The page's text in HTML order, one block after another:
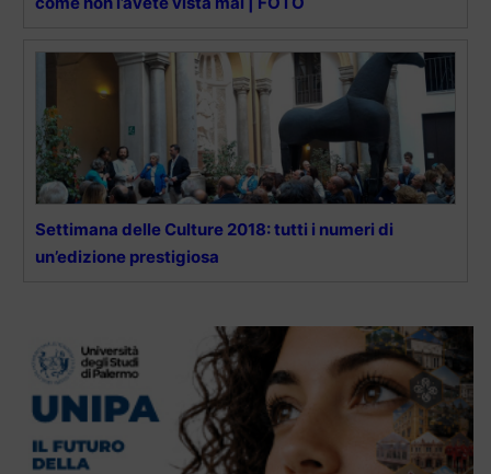
Settimana delle Culture 2018: tutti i numeri di
un’edizione prestigiosa